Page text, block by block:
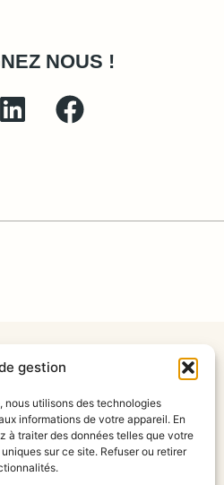
gestion
nous utilisons des technologies
informations de votre appareil. En
à traiter des données telles que votre
sur ce site. Refuser ou retirer
NOUS !